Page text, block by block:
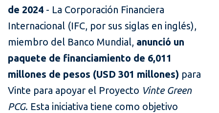
de 2024 - La Corporación Financiera
Internacional (IFC, por sus siglas en inglés),
miembro del Banco Mundial, anunció un
paquete de financiamiento de 6,011
millones de pesos (USD 301 millones) para
Vinte para apoyar el Proyecto Vinte Green
PCG. Esta iniciativa tiene como objetivo